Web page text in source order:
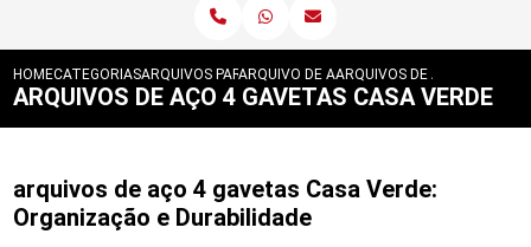
HOMECATEGORIASARQUIVOS PARA ESCRITORIOS
ARQUIVO DE ACO PARA ESCRITORIOS
ARQUIVOS DE ACO 4
ARQUIVOS DE AÇO 4 GAVETAS CASA VERDE
arquivos de aço 4 gavetas Casa Verde:
Organização e Durabilidade